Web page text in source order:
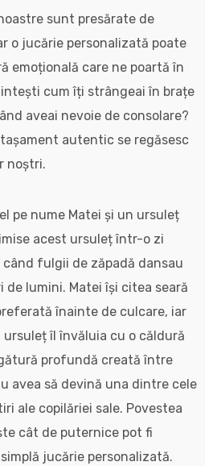
sunt presărate de
o jucărie personalizată poate
emoțională care ne poartă în
cum îți strângeai în brațe
aveai nevoie de consolare?
autentic se regăsesc
noștri.
pe nume Matei și un ursuleț
acest ursuleț într-o zi
fulgii de zăpadă dansau
de lumini. Matei își citea seară
înainte de culcare, iar
îl învăluia cu o căldură
profundă creată între
avea să devină una dintre cele
ale copilăriei sale. Povestea
cât de puternice pot fi
jucărie personalizată.